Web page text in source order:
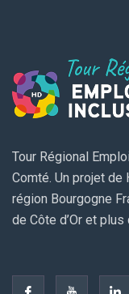
Tour Régional
Comté. Un projet
région Bourgogne
de Côte d’Or et